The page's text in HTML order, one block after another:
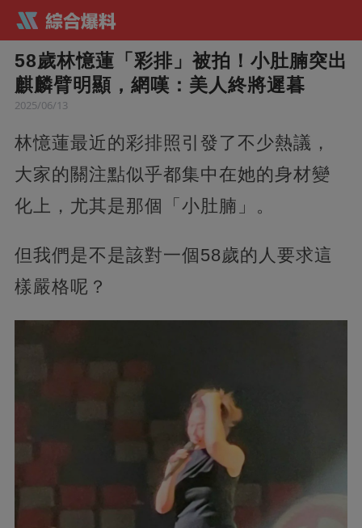
58歲林憶蓮「彩排」被拍！小肚腩突出
麒麟臂明顯，網嘆：美人終將遲暮
2025/06/13
林憶蓮最近的彩排照引發了不少熱議，
大家的關注點似乎都集中在她的身材變
化上，尤其是那個「小肚腩」。
但我們是不是該對一個58歲的人要求這
樣嚴格呢？